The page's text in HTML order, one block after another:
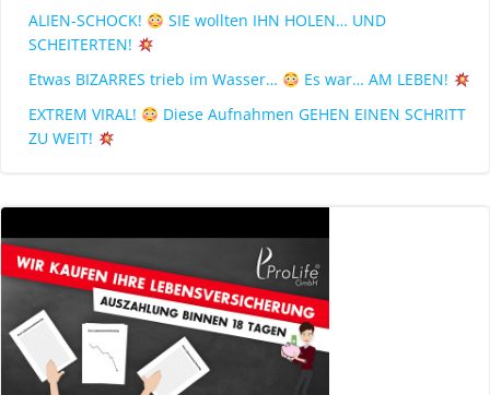
ALIEN-SCHOCK!
SIE wollten IHN HOLEN… UND
SCHEITERTEN!
Etwas BIZARRES trieb im Wasser…
Es war… AM LEBEN!
EXTREM VIRAL!
Diese Aufnahmen GEHEN EINEN SCHRITT
ZU WEIT!